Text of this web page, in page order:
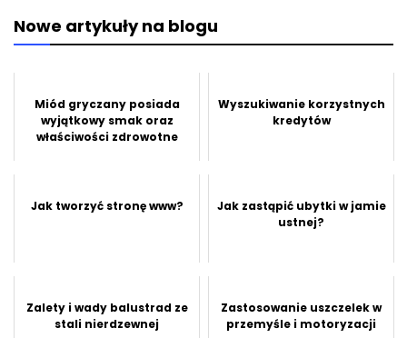
Nowe artykuły na blogu
Miód gryczany posiada
wyjątkowy smak oraz
właściwości zdrowotne
Wyszukiwanie korzystnych
kredytów
Jak tworzyć stronę www?
Jak zastąpić ubytki w jamie
ustnej?
Zalety i wady balustrad ze
stali nierdzewnej
Zastosowanie uszczelek w
przemyśle i motoryzacji